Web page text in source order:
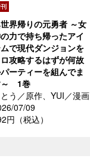
界帰りの元勇者 ～女
力で持ち帰ったアイ
で現代ダンジョンを
攻略するはずが何故
ーティーを組んでま
～ 1巻
う／原作、YUI／漫画
07/09
円（税込）